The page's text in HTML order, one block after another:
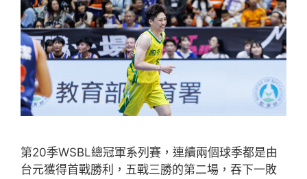
第20季WSBL總冠軍系列賽，連續兩個球季都是由
台元獲得首戰勝利，五戰三勝的第二場，吞下一敗